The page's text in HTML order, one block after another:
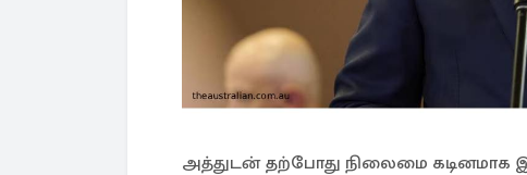
அத்துடன் தற்போது நிலைமை கடினமாக